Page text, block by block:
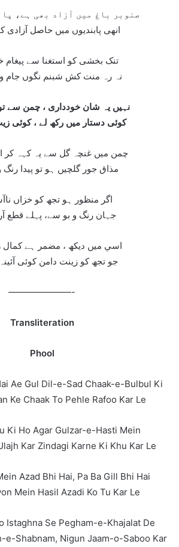
صنوبر باغ ميں آزاد بھی ہے،
انھی پابنديوں ميں حاصل آزادی
تنک بخشی کو استغنا سے پيغام
نہ رہ منت کش شبنم نگوں جام
نہيں يہ شان خودداری ، چمن سے
کوئی دستار ميں رکھ لے ، کوئی
چمن ميں غنچہ گل سے يہ کہہ کر
مذاق جور گلچيں ہو تو پيدا رنگ
اگر منظور ہو تجھ کو خزاں
جہان رنگ و بو سے، پہلے قطع
اسي ميں ديکھ ، مضمر ہے کمال
جو تجھ کو زينت دامن کوئی
———————-
Transliteration
Phool
Ae Gul Dil-e-Sad Chaak-e-Bulbul Ki
Ke Chaak To Pehle Rafoo Kar Le
Ki Ho Agar Gulzar-e-Hasti Mein
Kar Zindagi Karne Ki Khu Kar Le
Azad Bhi Hai, Pa Ba Gill Bhi Hai
Mein Hasil Azadi Ko Tu Kar Le
Istaghna Se Pegham-e-Khajalat De
e-Shabnam, Nigun Jaam-o-Saboo Kar